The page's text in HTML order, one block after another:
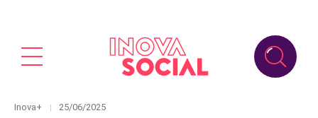
Categories
Inova+
Posted
25/06/2025